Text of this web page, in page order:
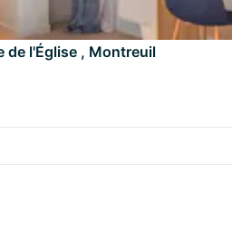
de l'Église , Montreuil